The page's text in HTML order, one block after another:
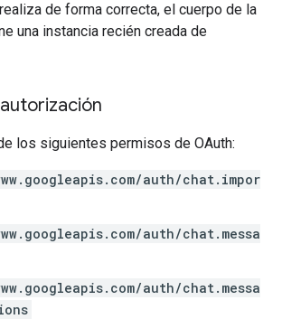
de forma correcta, el cuerpo de la
una instancia recién creada de
los siguientes permisos de OAuth:
auth/chat.impor
auth/chat.messa
auth/chat.messa